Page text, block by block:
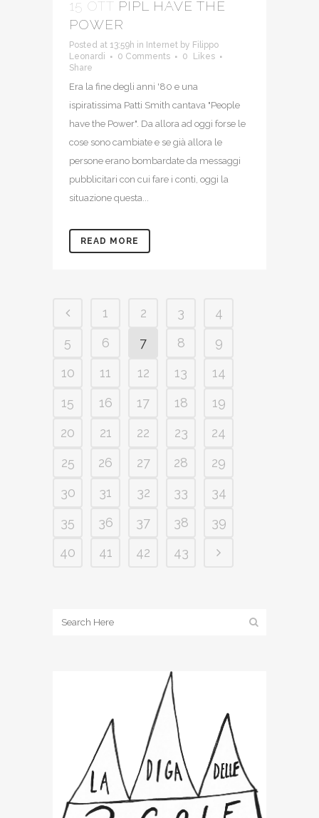
15 OTT PIPL HAVE THE
POWER
Posted at 13:59h in Internet by Filippo
Leonardi
0 Comments 0
Likes
Share
Era la fine degli anni '80 e una
ispiratissima Patti Smith cantava "People
have the Power". Da allora ad oggi forse le
cose sono cambiate e se già allora le
persone erano bombardate da messaggi
pubblicitari con cui fare i conti, oggi la
situazione questa...
READ MORE
1 2 3
4
5
6 7 8
9
10
11 12 13
14
15
16 17 18
19
20
21 22 23
24
25
26 27 28
29
30
31 32 33
34
35
36 37 38
39
40
41 42 43